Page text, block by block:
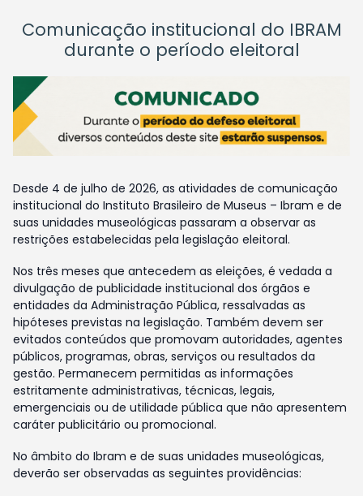
Comunicação institucional do IBRAM
durante o período eleitoral
Desde 4 de julho de 2026, as atividades de comunicação
institucional do Instituto Brasileiro de Museus – Ibram e de
suas unidades museológicas passaram a observar as
restrições estabelecidas pela legislação eleitoral.
Nos três meses que antecedem as eleições, é vedada a
divulgação de publicidade institucional dos órgãos e
entidades da Administração Pública, ressalvadas as
hipóteses previstas na legislação. Também devem ser
evitados conteúdos que promovam autoridades, agentes
públicos, programas, obras, serviços ou resultados da
gestão. Permanecem permitidas as informações
estritamente administrativas, técnicas, legais,
emergenciais ou de utilidade pública que não apresentem
caráter publicitário ou promocional.
No âmbito do Ibram e de suas unidades museológicas,
deverão ser observadas as seguintes providências: